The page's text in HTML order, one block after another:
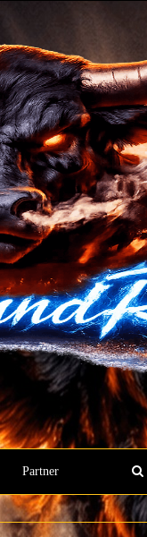
Partner